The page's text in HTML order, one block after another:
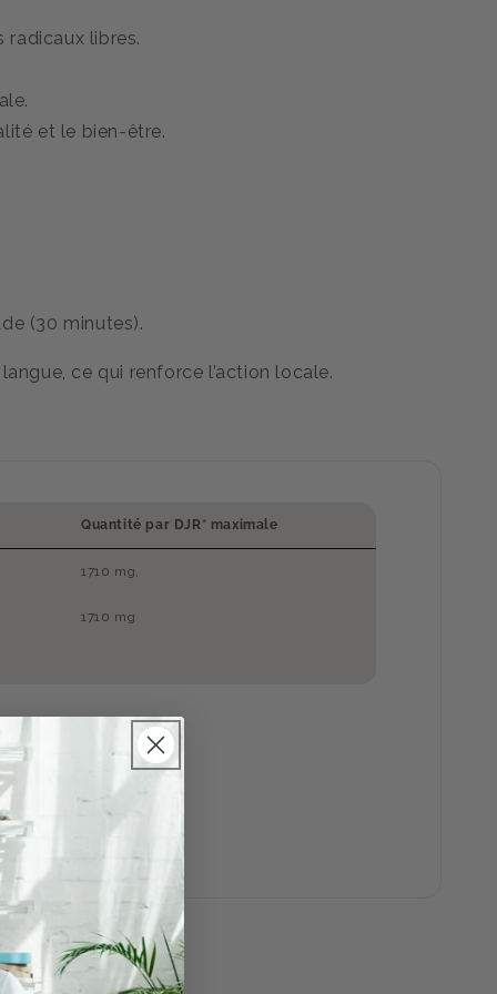
radicaux libres.
et le bien-être.
(30 minutes).
ce qui renforce l’action locale.
Quantité par DJR* maximale
1710 mg,
1710 mg